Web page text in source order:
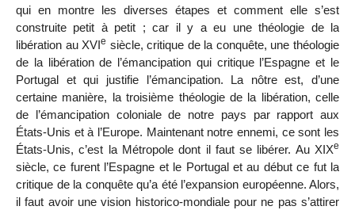
qui en montre les diverses étapes et comment elle s’est
construite petit à petit ; car il y a eu une théologie de la
libération au XVIe siècle, critique de la conquête, une théologie
de la libération de l’émancipation qui critique l’Espagne et le
Portugal et qui justifie l’émancipation. La nôtre est, d’une
certaine manière, la troisième théologie de la libération, celle
de l’émancipation coloniale de notre pays par rapport aux
États-Unis et à l’Europe. Maintenant notre ennemi, ce sont les
États-Unis, c’est la Métropole dont il faut se libérer. Au XIXe
siècle, ce furent l’Espagne et le Portugal et au début ce fut la
critique de la conquête qu’a été l’expansion européenne. Alors,
il faut avoir une vision historico-mondiale pour ne pas s’attirer